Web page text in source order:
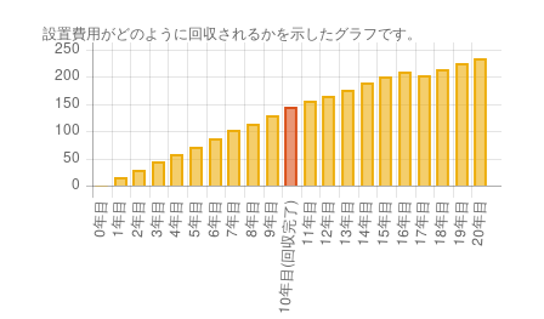
設置費用がどのように回収されるかを示したグラフです。